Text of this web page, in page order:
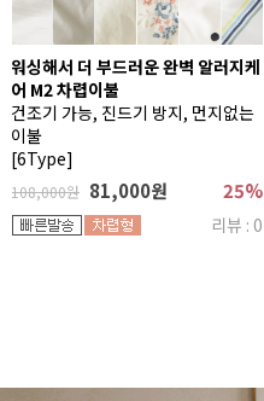
워싱해서 더 부드러운 완벽 알러지케
어 M2 차렵이불
건조기 가능, 진드기 방지, 먼지없는
이불
[6Type]
108,000원 81,000원 25%
리뷰 : 0